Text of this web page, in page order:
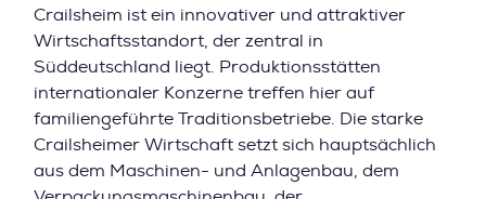
Crailsheim ist ein innovativer und attraktiver
Wirtschaftsstandort, der zentral in
Süddeutschland liegt. Produktionsstätten
internationaler Konzerne treffen hier auf
familiengeführte Traditionsbetriebe. Die starke
Crailsheimer Wirtschaft setzt sich hauptsächlich
aus dem Maschinen- und Anlagenbau, dem